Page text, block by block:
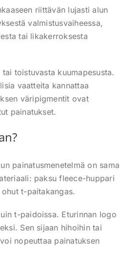
riittävän lujasti alun
valmistusvaiheessa,
tai likakerroksesta
toistuvasta kuumapesusta.
vaatteita kannattaa
väripigmentit ovat
painatukset.
painatusmenetelmä on sama
paksu fleece-huppari
t-paitakangas.
t-paidoissa. Eturinnan logo
Sen sijaan hihoihin tai
nopeuttaa painatuksen